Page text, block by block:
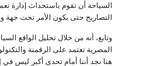
السياحة أن تقوم باستحداث إدارة
التصاريح حتى يكون الأمر تحت جهة
وتابع، أنه من خلال تحليل الواقع
المصرية تعتمد على الرقمنة
هنا نجد أننا أمام تحدى أكبر ليس في